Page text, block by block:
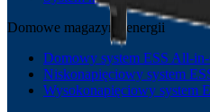
Domowe magazyny energii
Domowy system ESS All-in-
Niskonapięciowy system
Wysokonapięciowy system